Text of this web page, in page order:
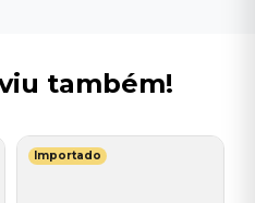
também!
Importado